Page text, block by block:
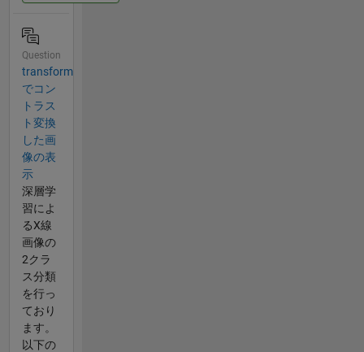
Question
transform
でコン
トラス
ト変換
した画
像の表
示
深層学
習によ
るX線
画像の
2クラ
ス分類
を行っ
ており
ます。
以下の